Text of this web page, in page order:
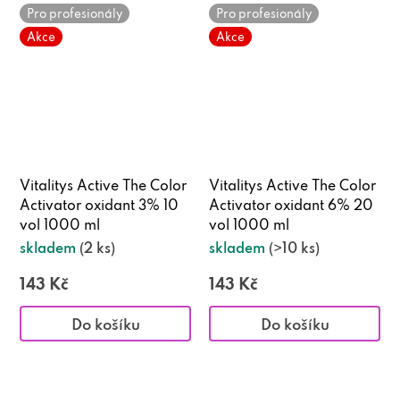
Pro profesionály
Akce
Vitalitys Active The Color
Activator oxidant 3% 10
vol 1000 ml
skladem (2 ks)
143 Kč
Do košíku
Pro profesionály
Akce
Vitalitys Active The Color
Activator oxidant 6% 20
vol 1000 ml
skladem (>10 ks)
143 Kč
Do košíku